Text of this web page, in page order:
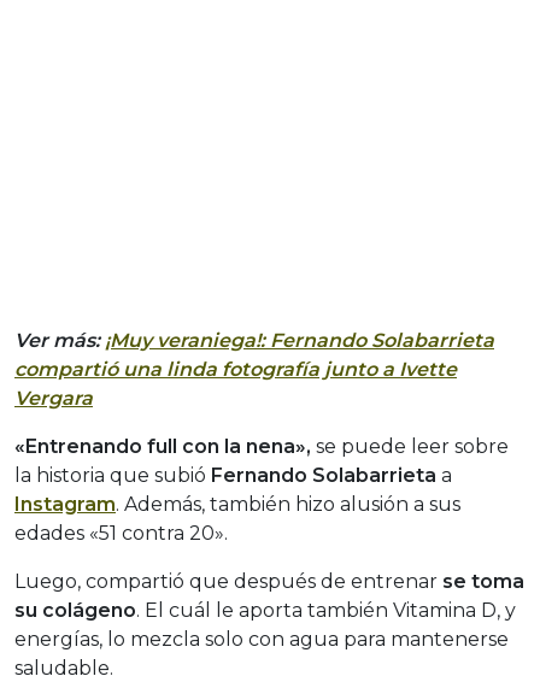
Ver más: ¡Muy veraniega!: Fernando Solabarrieta
compartió una linda fotografía junto a Ivette
Vergara
«Entrenando full con la nena», se puede leer sobre
la historia que subió Fernando Solabarrieta a
Instagram. Además, también hizo alusión a sus
edades «51 contra 20».
Luego, compartió que después de entrenar se toma
su colágeno. El cuál le aporta también Vitamina D, y
energías, lo mezcla solo con agua para mantenerse
saludable.